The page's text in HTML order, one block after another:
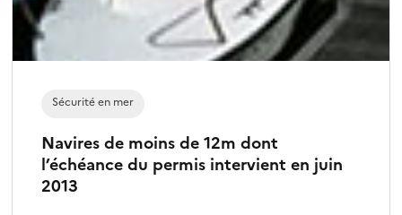
Navires de moins de 12m dont
l’échéance du permis intervient en juin
2013
Sécurité en mer